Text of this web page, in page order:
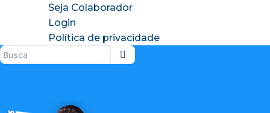
Seja Colaborador
Login
Política de privacidade